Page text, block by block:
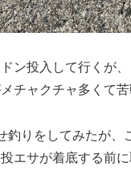
ン投入して行くが
チャクチャ多くて苦
釣りをしてみたが、
エサが着底する前に